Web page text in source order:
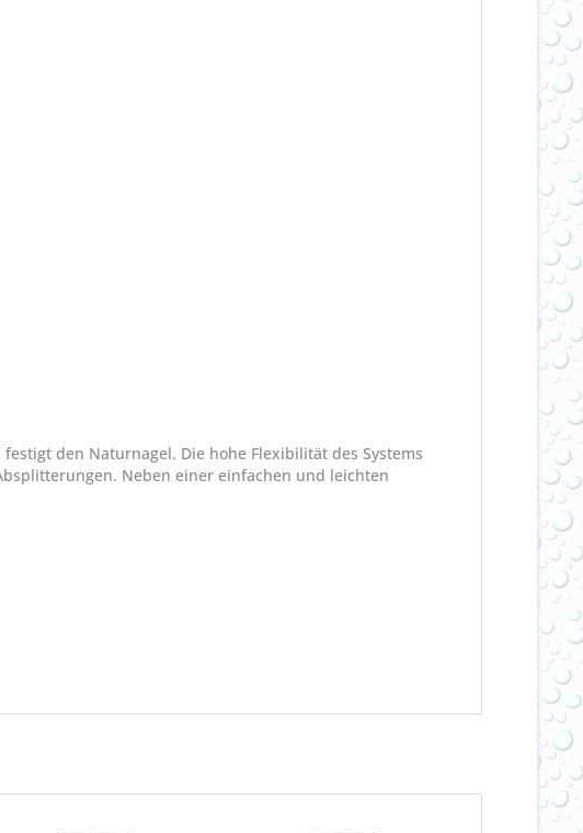
den Naturnagel. Die hohe Flexibilität des Systems
Neben einer einfachen und leichten